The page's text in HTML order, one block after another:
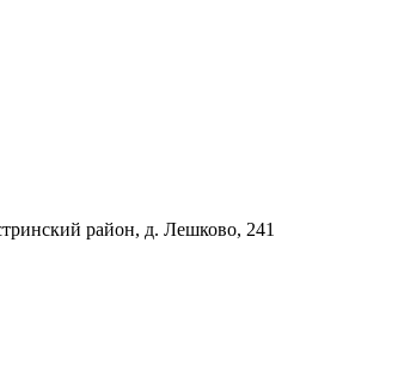
район, д. Лешково, 241